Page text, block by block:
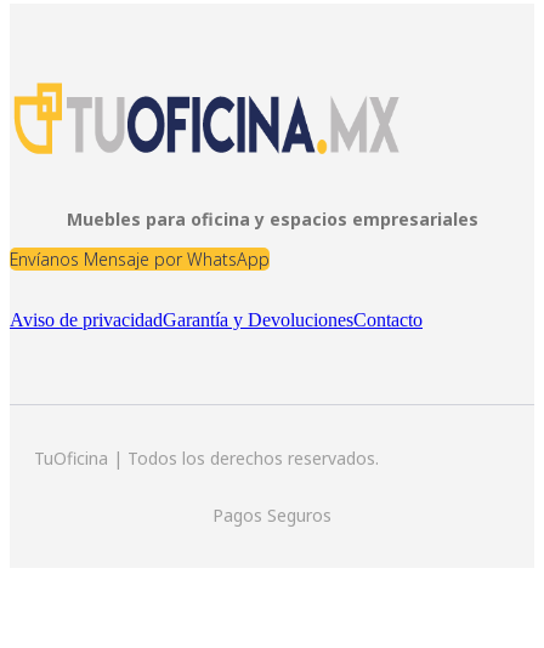
Muebles para oficina y espacios empresariales
Envíanos Mensaje por WhatsApp
Aviso de privacidadGarantía y DevolucionesContacto
TuOficina | Todos los derechos reservados.
Pagos Seguros